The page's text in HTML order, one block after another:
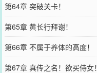
第64章 突破关卡！
第65章 黄长行拜谢！
第66章 不属于养体的高度！
第67章 真传之名！欲买侍女！